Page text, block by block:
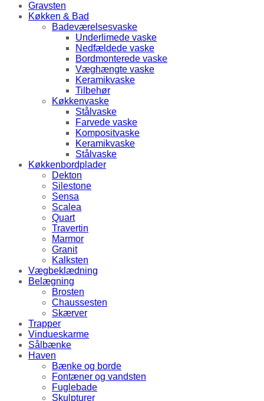
Gravsten
Køkken & Bad
Badeværelsesvaske
Underlimede vaske
Nedfældede vaske
Bordmonterede vaske
Væghængte vaske
Keramikvaske
Tilbehør
Køkkenvaske
Stålvaske
Farvede vaske
Kompositvaske
Keramikvaske
Stålvaske
Køkkenbordplader
Dekton
Silestone
Sensa
Scalea
Quart
Travertin
Marmor
Granit
Kalksten
Vægbeklædning
Belægning
Brosten
Chaussesten
Skærver
Trapper
Vindueskarme
Sålbænke
Haven
Bænke og borde
Fontæner og vandsten
Fuglebade
Skulpturer